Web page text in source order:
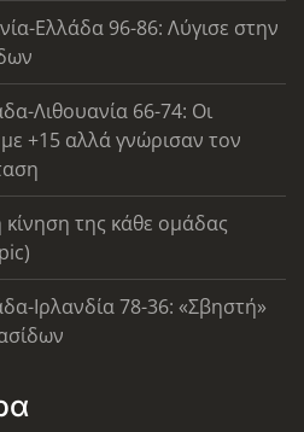
Ελλάδα 96-86: Λύγισε στην
Λιθουανία 66-74: Οι
+15 αλλά γνώρισαν τον
της κάθε ομάδας
Ιρλανδία 78-36: «Σβηστή»